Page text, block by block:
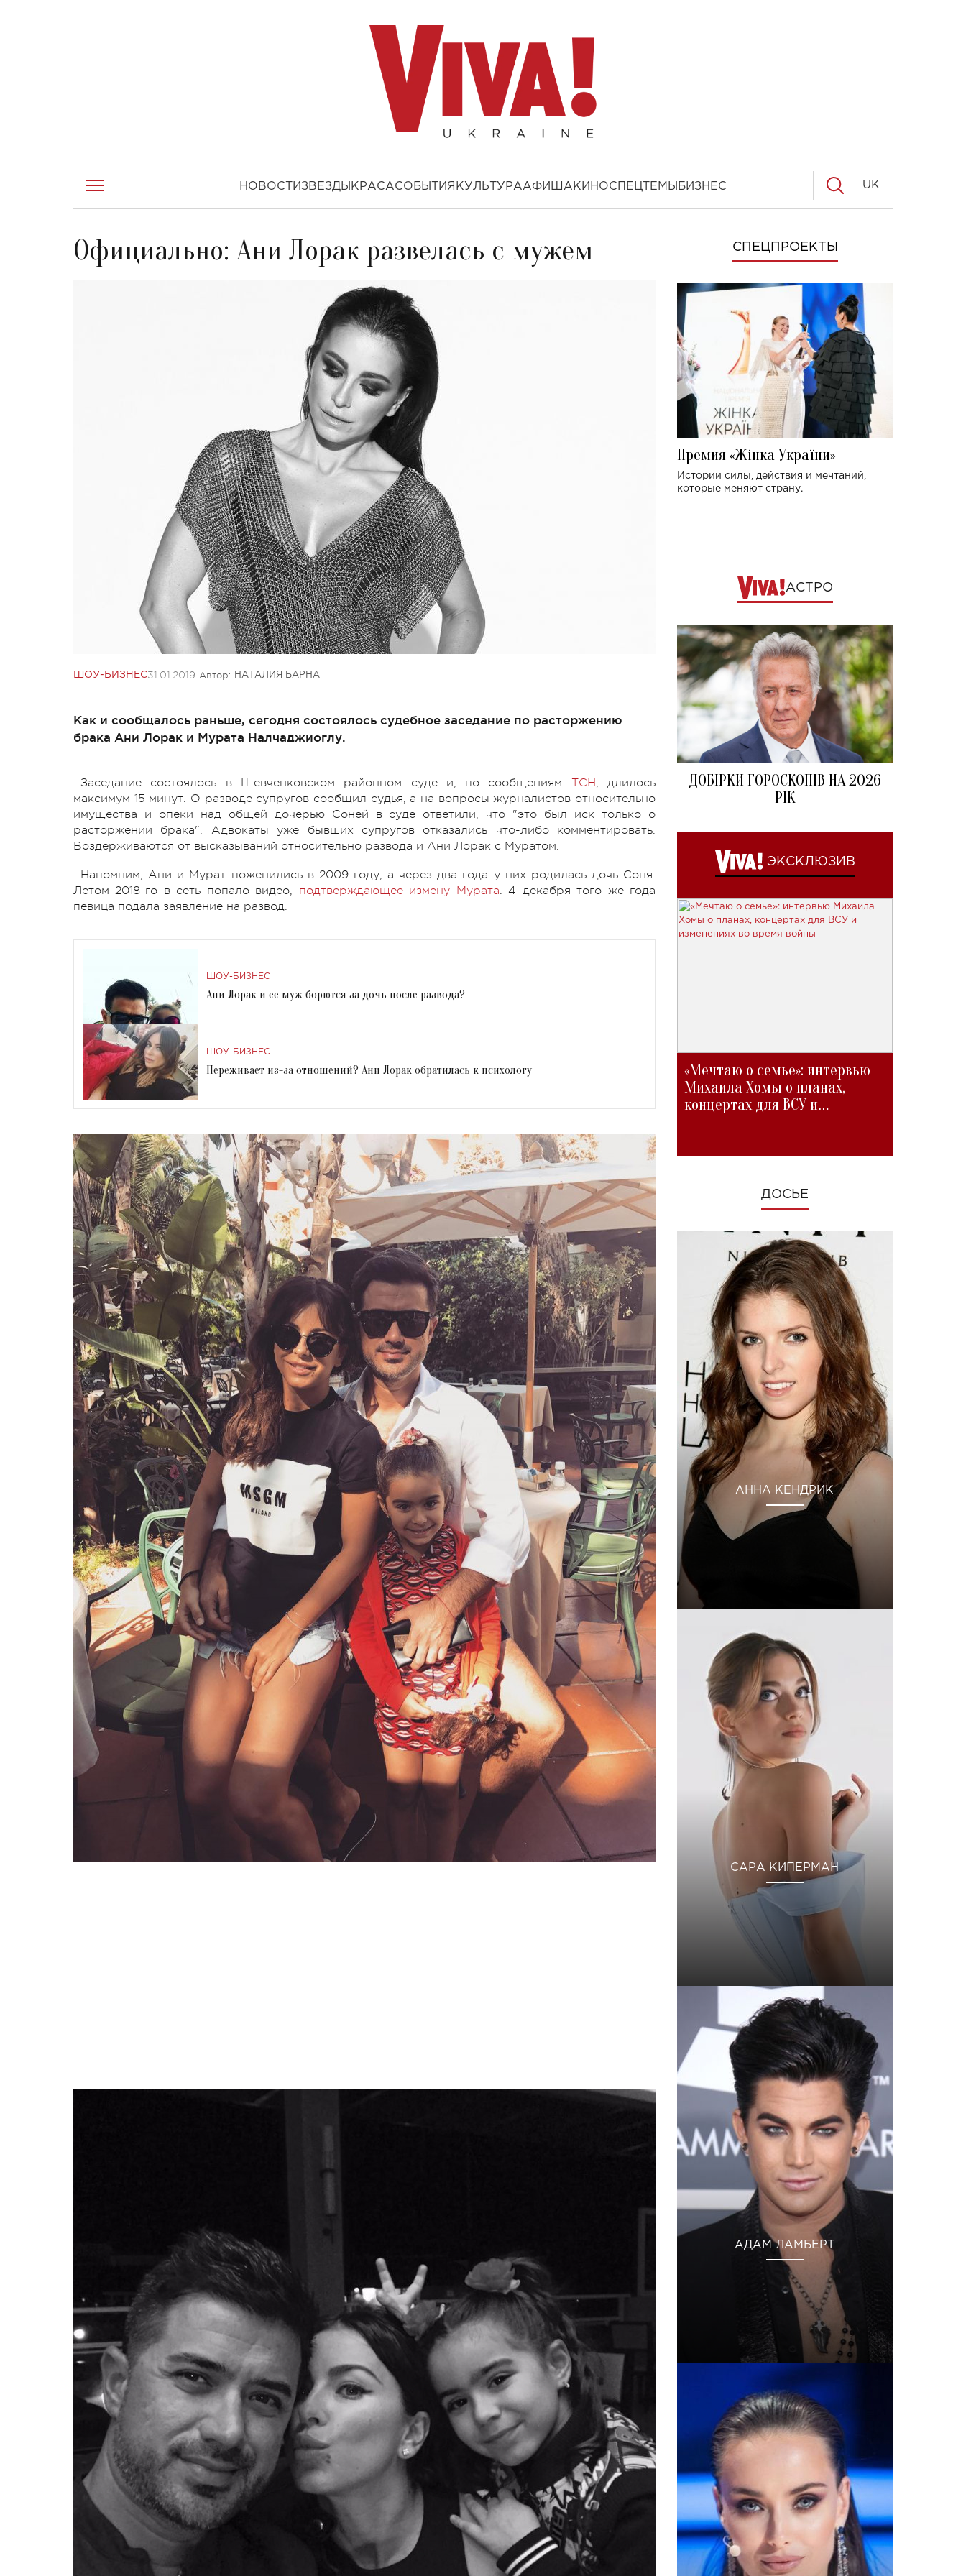
НОВОСТИ ЗВЕЗДЫ КРАСАСОБЫТИЯ КУЛЬТУРААФИША КИНОСПЕЦТЕМЫ БИЗНЕС UK
Официально: Ани Лорак развелась с мужем
ШОУ-БИЗНЕС31.01.2019 Автор: НАТАЛИЯ БАРНА
Как и сообщалось раньше, сегодня состоялось судебное заседание по расторжению
брака Ани Лорак и Мурата Налчаджиоглу.
Заседание состоялось в Шевченковском районном суде и, по сообщениям ТСН, длилось
максимум 15 минут. О разводе супругов сообщил судья, а на вопросы журналистов относительно
имущества и опеки над общей дочерью Соней в суде ответили, что "это был иск только о
расторжении брака". Адвокаты уже бывших супругов отказались что-либо комментировать.
Воздерживаются от высказываний относительно развода и Ани Лорак с Муратом.
Напомним, Ани и Мурат поженились в 2009 году, а через два года у них родилась дочь Соня.
Летом 2018-го в сеть попало видео, подтверждающее измену Мурата. 4 декабря того же года
певица подала заявление на развод.
ШОУ-БИЗНЕС
Ани Лорак и ее муж борются за дочь после развода?
ШОУ-БИЗНЕС
Переживает из-за отношений? Ани Лорак обратилась к психологу
СПЕЦПРОЕКТЫ
Премия «Жінка України»
Истории силы, действия и мечтаний,
которые меняют страну.
АСТРО
ДОБІРКИ ГОРОСКОПІВ НА 2026
РІК
ЭКСКЛЮЗИВ
«Мечтаю о семье»: интервью
Михаила Хомы о планах,
концертах для ВСУ и
ДОСЬЕ
АННА КЕНДРИК
САРА КИПЕРМАН
АДАМ ЛАМБЕРТ